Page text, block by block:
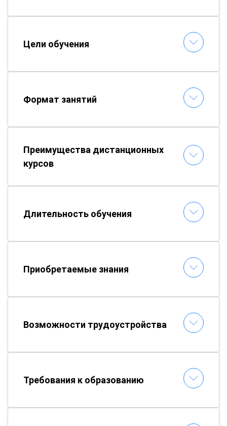
Цели обучения
Формат занятий
Преимущества дистанционных
курсов
Длительность обучения
Приобретаемые знания
Возможности трудоустройства
Требования к образованию